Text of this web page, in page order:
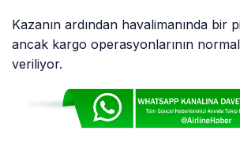
Kazanın ardından havalimanında bir
ancak kargo operasyonlarının
veriliyor.